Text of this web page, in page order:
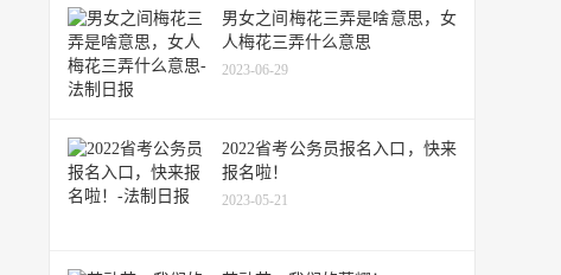
男女之间梅花三弄是啥意思，女
人梅花三弄什么意思
2023-06-29
2022省考公务员报名入口，快来
报名啦！
2023-05-21